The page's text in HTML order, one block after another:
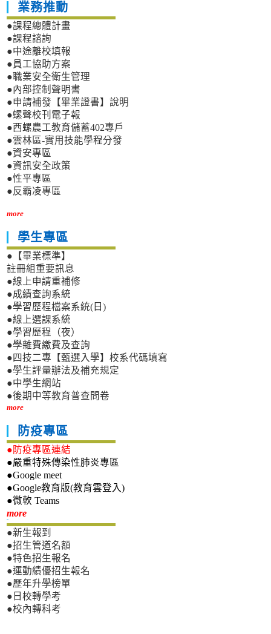
業務推動
●課程總體計畫
●課程諮詢
●中途離校填報
●員工協助方案
●職業安全衛生管理
●內部控制聲明書
●申請補發【畢業證書】說明
●螺聲校刊電子報
●西螺農工教育儲蓄402專戶
●雲林區-實用技能學程分發
●資安專區
●資訊安全政策
●性平專區
●反霸凌專區
more
學生專區
●【畢業標準】
註冊組重要訊息
●線上申請重補修
●成績查詢系統
●學習歷程檔案系統(日)
●線上選課系統
●學習歷程（夜）
●學雜費繳費及查詢
●四技二專【甄選入學】校系代碼填寫
●學生評量辦法及補充規定
●中學生網站
●後期中等教育普查問卷
more
防疫專區
●防疫專區連結
●嚴重特殊傳染性肺炎專區
●Google meet
●Google教育版(教育雲登入)
●微軟 Teams
more新生專區
●新生報到
●招生管道名額
●特色招生報名
●運動績優招生報名
●歷年升學榜單
●日校轉學考
●校內轉科考